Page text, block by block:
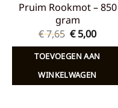
Pruim Rookmot – 850
gram
€7,65
prijs
was:
€ 7,65.
€5,00
is:
€ 5,00.
TOEVOEGEN AAN
WINKELWAGEN